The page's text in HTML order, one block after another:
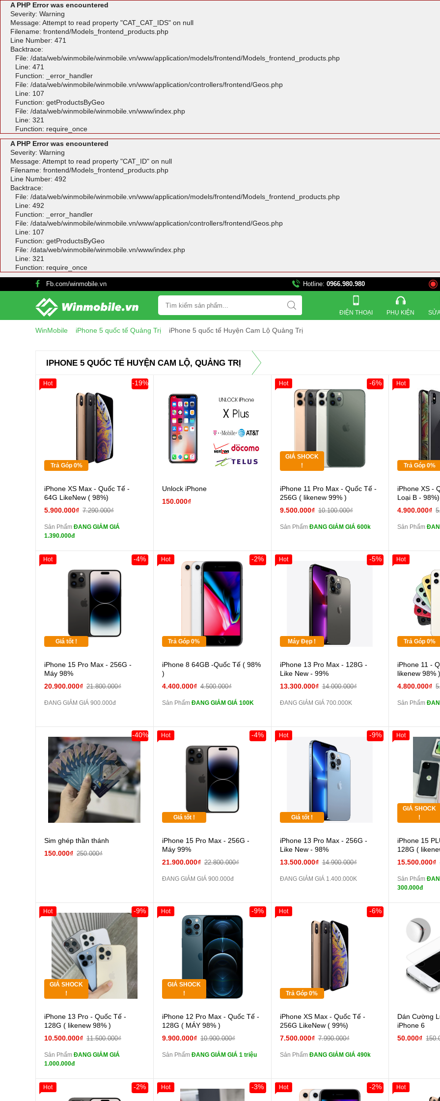
A PHP Error was encountered
Severity: Warning
Message: Attempt to read property "CAT_CAT_IDS" on null
Filename: frontend/Models_frontend_products.php
Line Number: 471
Backtrace:
File: /data/web/winmobile/winmobile.vn/www/application/models/frontend/Models_frontend_products.php
Line: 471
Function: _error_handler
File: /data/web/winmobile/winmobile.vn/www/application/controllers/frontend/Geos.php
Line: 107
Function: getProductsByGeo
File: /data/web/winmobile/winmobile.vn/www/index.php
Line: 321
Function: require_once
A PHP Error was encountered
Severity: Warning
Message: Attempt to read property "CAT_ID" on null
Filename: frontend/Models_frontend_products.php
Line Number: 492
Backtrace:
File: /data/web/winmobile/winmobile.vn/www/application/models/frontend/Models_frontend_products.php
Line: 492
Function: _error_handler
File: /data/web/winmobile/winmobile.vn/www/application/controllers/frontend/Geos.php
Line: 107
Function: getProductsByGeo
File: /data/web/winmobile/winmobile.vn/www/index.php
Line: 321
Function: require_once
Fb.com/winmobile.vn Hotline: 0966.980.980 821 Đường 3 tháng 2,
ĐIỆN THOẠI PHỤ KIỆN
WinMobile iPhone 5 quốc tế Quảng Trị iPhone 5 quốc tế Huyện Cam Lộ Quảng Trị
IPHONE 5 QUỐC TẾ HUYỆN CAM LỘ, QUẢNG TRỊ
Trả Góp 0%
Giảm 100.000đ
Khách Hàng
Tặng
Cường lực 10D full
màn
tai nghe iPhone 6S
Pin dự phòng và
các Phụ Kiện Khác
iPhone XS Max - Quốc Tế -
64G LikeNew ( 98%)
5.900.000₫ 7.290.000₫
-19%
Sản Phẩm ĐANG GIẢM GIÁ
1.390.000đ
Hot
Unlock iPhone
150.000₫
GIÁ SHOCK
!
Giảm 100.000đ
Khách Hàng
Thân Thiết
Cường lực 10D full
màn
tai nghe iPhone 6S
Pin dự phòng và
các Phụ Kiện Khác
iPhone 11 Pro Max - Quốc Tế -
256G ( likenew 99% )
9.500.000₫ 10.100.000₫
-6%
Sản Phẩm ĐANG GIẢM GIÁ 600k
Hot
Trả Góp 0%
Giảm
Thân Thiết
Tặng
Tặng
màn
các Phụ Kiện
iPhone XS -
Loại B - 98%)
4.900.000₫
Sản Phẩm
Hot
Giá tốt !
iPhone 15 Pro Max - 256G -
Máy 98%
20.900.000₫ 21.800.000₫
-4%
ĐANG GIẢM GIÁ 900.000đ
Hot
Trả Góp 0%
Giảm 100.000đ
Khách Hàng
Thân Thiết
Tặng
Cường lực 10D full
màn
tai nghe iPhone 6S
Pin dự phòng và
các Phụ Kiện Khác
iPhone 8 64GB -Quốc Tế ( 98%
)
4.400.000₫ 4.500.000₫
-2%
Sản Phẩm ĐANG GIẢM GIÁ 100K
Hot
Máy Đẹp !
iPhone 13 Pro Max - 128G -
Like New - 99%
13.300.000₫ 14.000.000₫
-5%
ĐANG GIẢM GIÁ 700.000K
Hot
Trả Góp 0%
Giảm
Thân Thiết
Tặng
Tặng
Tặng
màn
các Phụ Kiện
iPhone 11 -
likenew 98% )
4.800.000₫
Sản Phẩm
Hot
Sim ghép thần thánh
150.000₫ 250.000₫
-40%
Giá tốt !
iPhone 15 Pro Max - 256G -
Máy 99%
21.900.000₫ 22.800.000₫
-4%
ĐANG GIẢM GIÁ 900.000đ
Hot
Giá tốt !
iPhone 13 Pro Max - 256G -
Like New - 98%
13.500.000₫ 14.900.000₫
-9%
ĐANG GIẢM GIÁ 1.400.000K
Hot
GIÁ SHOCK
!
Giảm
Tặng
màn
các Phụ Kiện
iPhone 15
128G (
15.500.000₫
Sản Phẩm
300.000đ
Hot
GIÁ SHOCK
!
Giảm 100.000đ
Khách Hàng
Thân Thiết
Tặng
Tặng
Cường lực 10D full
màn
tai nghe iPhone 6S
iPhone 13 Pro - Quốc Tế -
128G ( likenew 98% )
10.500.000₫ 11.500.000₫
-9%
Sản Phẩm ĐANG GIẢM GIÁ
1.000.000đ
Hot
GIÁ SHOCK
!
Giảm 100.000đ
Khách Hàng
Thân Thiết
Cường lực 10D full
màn
tai nghe iPhone 6S
tai nghe iPhone X
iPhone 12 Pro Max - Quốc Tế -
128G ( MÁY 98% )
9.900.000₫ 10.900.000₫
-9%
Sản Phẩm ĐANG GIẢM GIÁ 1 triệu
Hot
Trả Góp 0%
Giảm 100.000đ
Khách Hàng
Tặng
Cường lực 10D full
màn
tai nghe iPhone 6S
iPhone XS Max - Quốc Tế -
256G LikeNew ( 99%)
7.500.000₫ 7.990.000₫
-6%
Sản Phẩm ĐANG GIẢM GIÁ 490k
Hot
Dán Cường
iPhone 6
50.000₫
-2%
Hot -3%
Hot
Giảm 100.000đ
Khách Hàng
-2%
Hot
Giảm
Hot